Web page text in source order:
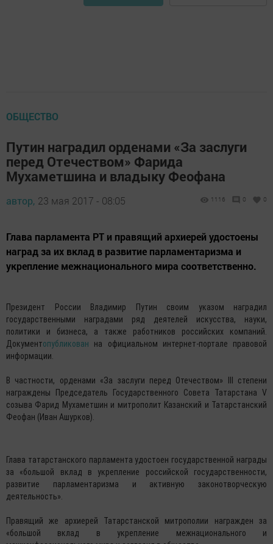
ОБЩЕСТВО
Путин наградил орденами «За заслуги
перед Отечеством» Фарида
Мухаметшина и владыку Феофана
автор, 23 мая 2017 - 08:05 1116 0 0
Глава парламента РТ и правящий архиерей удостоены
наград за их вклад в развитие парламентаризма и
укрепление межнационального мира соответственно.
Президент России Владимир Путин своим указом наградил
государственными наградами ряд деятелей искусства, науки,
политики и бизнеса, а также работников российских компаний.
Документопубликован на официальном интернет-портале правовой
информации.
В частности, орденами «За заслуги перед Отечеством» III степени
награждены Председатель Государственного Совета Татарстана V
созыва Фарид Мухаметшин и митрополит Казанский и Татарстанский
Феофан (Иван Ашурков).
Глава татарстанского парламента удостоен государственной награды
за «большой вклад в укрепление российской государственности,
развитие парламентаризма и активную законотворческую
деятельность».
Правящий же архиерей Татарстанской митрополии награжден за
«большой вклад в укрепление межнационального и